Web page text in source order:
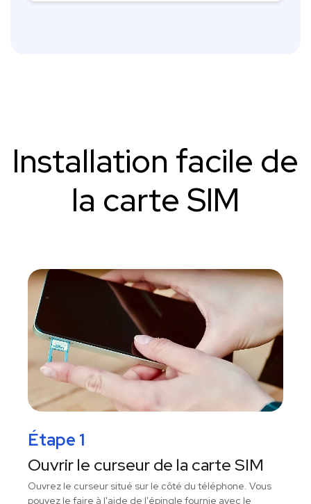
Installation facile de
la carte SIM
Étape 1
Ouvrir le curseur de la carte SIM
Ouvrez le curseur situé sur le côté du téléphone. Vous
pouvez le faire à l'aide de l'épingle fournie avec le